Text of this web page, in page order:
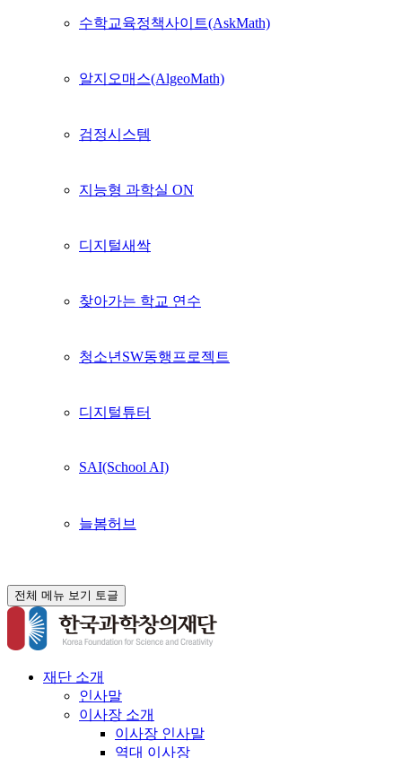
수학교육정책사이트(AskMath)
알지오매스(AlgeoMath)
검정시스템
지능형 과학실 ON
디지털새싹
찾아가는 학교 연수
청소년SW동행프로젝트
디지털튜터
SAI(School AI)
늘봄허브
전체 메뉴 보기 토글
재단 소개
인사말
이사장 소개
이사장 인사말
역대 이사장